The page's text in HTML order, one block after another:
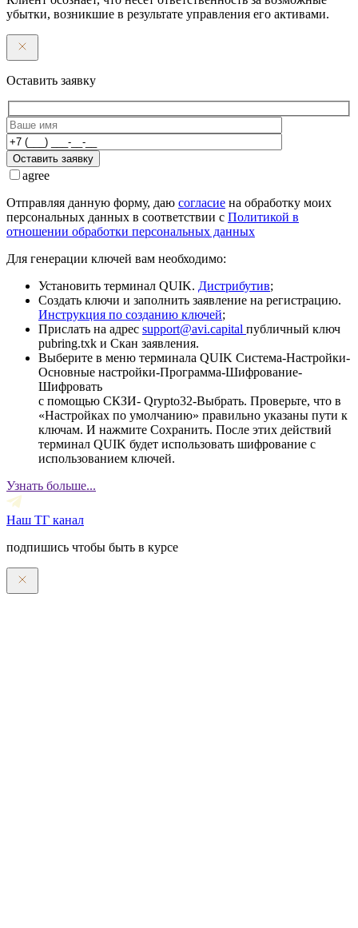
убытки, возникшие в результате управления его активами.
Оставить заявку
Оставить заявку
agree
Отправляя данную форму, даю согласие на обработку моих
персональных данных в соответствии с Политикой в
отношении обработки персональных данных
Для генерации ключей вам необходимо:
Установить терминал QUIK. Дистрибутив;
Создать ключи и заполнить заявление на регистрацию.
Инструкция по созданию ключей;
Прислать на адрес support@avi.capital публичный ключ
pubring.txk и Скан заявления.
Выберите в меню терминала QUIK Система-Настройки-
Основные настройки-Программа-Шифрование-
Шифровать
с помощью СКЗИ- Qrypto32-Выбрать. Проверьте, что в
«Настройках по умолчанию» правильно указаны пути к
ключам. И нажмите Сохранить. После этих действий
терминал QUIK будет использовать шифрование с
использованием ключей.
Узнать больше...
Наш ТГ канал
подпишись чтобы быть в курсе